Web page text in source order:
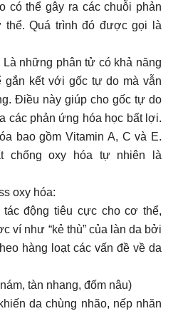
có thể gây ra các chuỗi phản
thể. Quá trình đó được gọi là
những phân tử có khả năng
gắn kết với gốc tự do mà vẫn
Điều này giúp cho gốc tự do
các phản ứng hóa học bất lợi.
bao gồm Vitamin A, C và E.
chống oxy hóa tự nhiên là
oxy hóa:
tác động tiêu cực cho cơ thể,
ví như “kẻ thù” của làn da bởi
hàng loạt các vấn đề về da
tàn nhang, đốm nâu)
da chùng nhão, nếp nhăn